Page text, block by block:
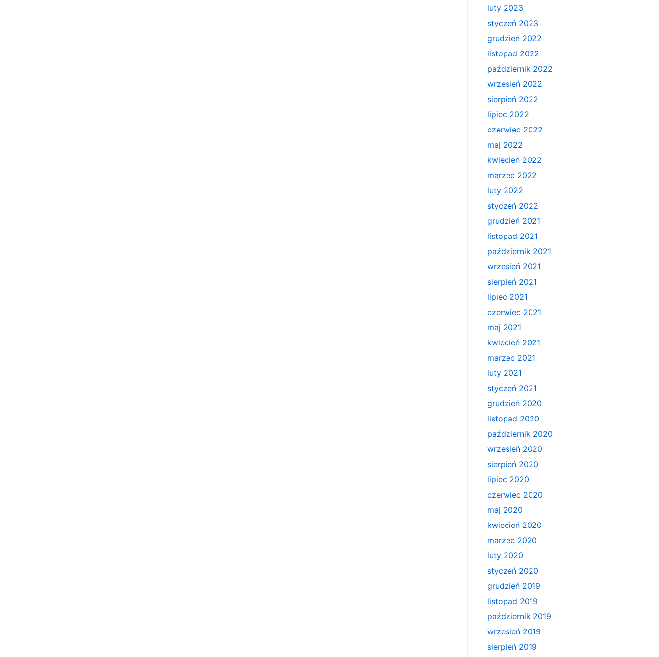
luty 2023
styczeń 2023
grudzień 2022
listopad 2022
październik 2022
wrzesień 2022
sierpień 2022
lipiec 2022
czerwiec 2022
maj 2022
kwiecień 2022
marzec 2022
luty 2022
styczeń 2022
grudzień 2021
listopad 2021
październik 2021
wrzesień 2021
sierpień 2021
lipiec 2021
czerwiec 2021
maj 2021
kwiecień 2021
marzec 2021
luty 2021
styczeń 2021
grudzień 2020
listopad 2020
październik 2020
wrzesień 2020
sierpień 2020
lipiec 2020
czerwiec 2020
maj 2020
kwiecień 2020
marzec 2020
luty 2020
styczeń 2020
grudzień 2019
listopad 2019
październik 2019
wrzesień 2019
sierpień 2019